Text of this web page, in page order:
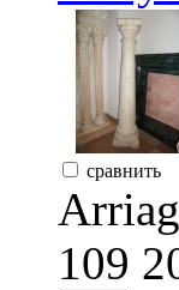
сравнить
109